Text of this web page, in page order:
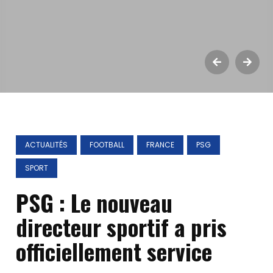
ACTUALITÉS FOOTBALL FRANCE PSG
SPORT
PSG : Le nouveau
directeur sportif a pris
officiellement service